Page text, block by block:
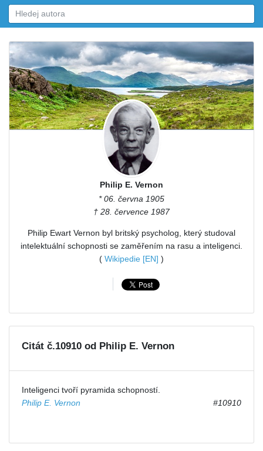
Philip E. Vernon
* 06. června 1905
† 28. července 1987
Philip Ewart Vernon byl britský psycholog, který studoval
intelektuální schopnosti se zaměřením na rasu a inteligenci.
( Wikipedie [EN] )
Citát č.10910 od Philip E. Vernon
Inteligenci tvoří pyramida schopností.
Philip E. Vernon
#10910